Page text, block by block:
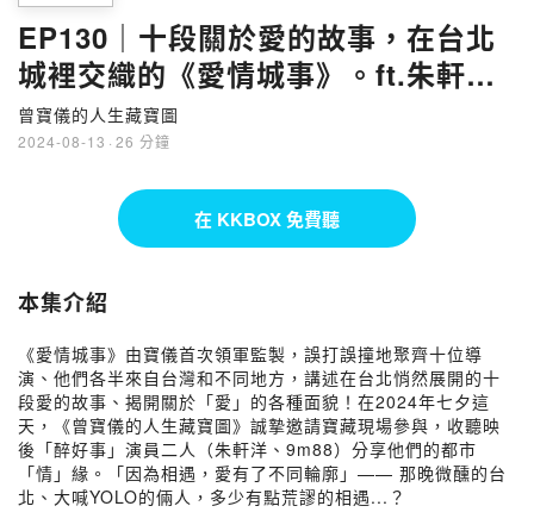
EP130｜十段關於愛的故事，在台北
城裡交織的《愛情城事》。ft.朱軒
洋、9m88
曾寶儀的人生藏寶圖
2024-08-13 · 26 分鐘
在 KKBOX 免費聽
本集介紹
《愛情城事》由寶儀首次領軍監製，誤打誤撞地聚齊十位導
演、他們各半來自台灣和不同地方，講述在台北悄然展開的十
段愛的故事、揭開關於「愛」的各種面貌！在2024年七夕這
天，《曾寶儀的人生藏寶圖》誠摯邀請寶藏現場參與，收聽映
後「醉好事」演員二人（朱軒洋、9m88）分享他們的都市
「情」緣。「因為相遇，愛有了不同輪廓」—— 那晚微醺的台
北、大喊YOLO的倆人，多少有點荒謬的相遇...？